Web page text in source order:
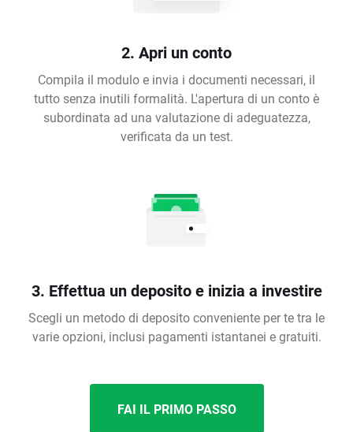
2. Apri un conto
Compila il modulo e invia i documenti necessari, il
tutto senza inutili formalità. L'apertura di un conto è
subordinata ad una valutazione di adeguatezza,
verificata da un test.
3. Effettua un deposito e inizia a investire
Scegli un metodo di deposito conveniente per te tra le
varie opzioni, inclusi pagamenti istantanei e gratuiti.
FAI IL PRIMO PASSO